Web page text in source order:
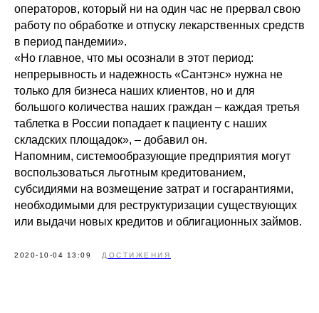
операторов, который ни на один час не прервал свою
работу по обработке и отпуску лекарственных средств
в период пандемии».
«Но главное, что мы осознали в этот период:
непрерывность и надежность «Сантэнс» нужна не
только для бизнеса наших клиентов, но и для
большого количества наших граждан – каждая третья
таблетка в России попадает к пациенту с наших
складских площадок», – добавил он.
Напомним, системообразующие предприятия могут
воспользоваться льготным кредитованием,
субсидиями на возмещение затрат и госгарантиями,
необходимыми для реструктуризации существующих
или выдачи новых кредитов и облигационных займов.
2020-10-04 13:09 ДОСТИЖЕНИЯ